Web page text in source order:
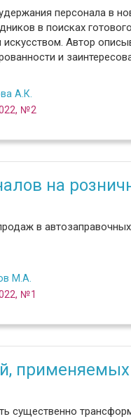
персонала в
в поисках
Автор
и
А.К.
№2
на
в
М.А.
№1
существенно